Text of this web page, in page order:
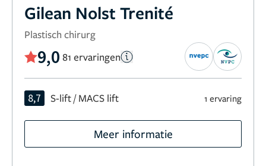
Gilean Nolst Trenité
Plastisch chirurg
9,0 81 ervaringen
8,7 S-lift / MACS lift 1 ervaring
Meer informatie